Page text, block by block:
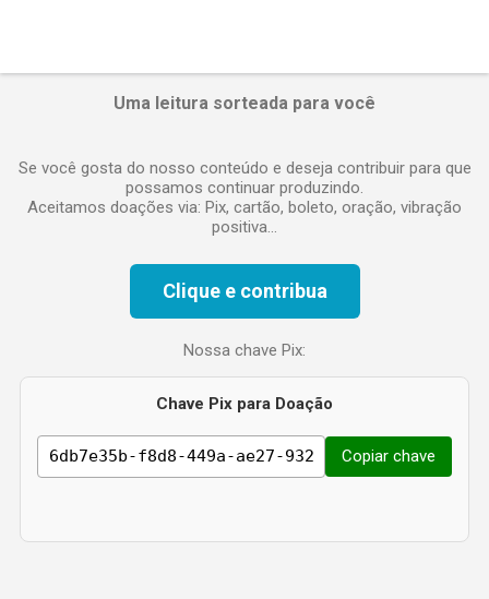
Uma leitura sorteada para você
Se você gosta do nosso conteúdo e deseja contribuir para que
possamos continuar produzindo.
Aceitamos doações via: Pix, cartão, boleto, oração, vibração
positiva...
Clique e contribua
Nossa chave Pix:
Chave Pix para Doação
Copiar chave